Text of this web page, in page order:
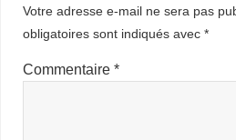
Votre adresse e-mail ne sera pas
obligatoires sont indiqués avec*
Commentaire*